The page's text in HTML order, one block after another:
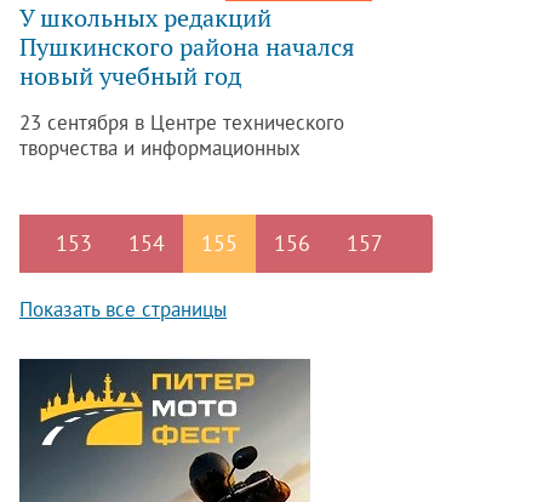
У школьных редакций
Пушкинского района начался
новый учебный год
23 сентября в Центре технического
творчества и информационных
первое мероприятие, организованное
учреждением в рамках реализации
образовательного медиапроекта
«Межшкольное информационное
153 154 155 156 157
Показать все страницы